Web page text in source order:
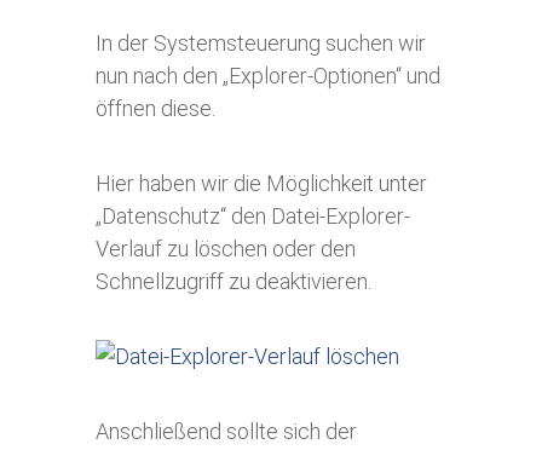
In der Systemsteuerung suchen wir
nun nach den „Explorer-Optionen“ und
öffnen diese.
Hier haben wir die Möglichkeit unter
„Datenschutz“ den Datei-Explorer-
Verlauf zu löschen oder den
Schnellzugriff zu deaktivieren.
Anschließend sollte sich der